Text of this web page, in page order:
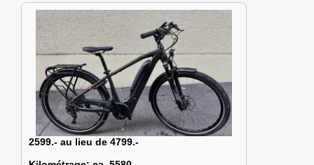
2599.- au lieu de 4799.-